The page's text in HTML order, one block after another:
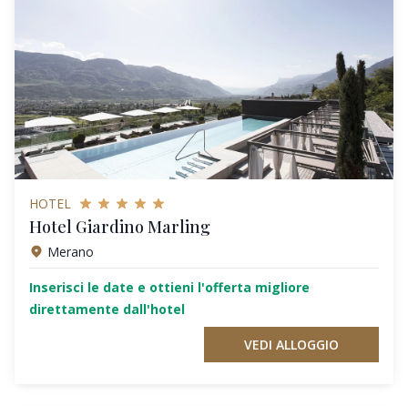
HOTEL
Hotel Giardino Marling
Merano
Inserisci le date e ottieni l'offerta migliore
direttamente dall'hotel
VEDI ALLOGGIO